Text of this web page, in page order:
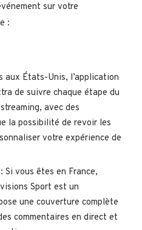
sur votre
:
aux États-Unis, l’application
de suivre chaque étape du
avec des
la possibilité de revoir les
votre expérience de
: Si vous êtes en France,
Sport est un
une couverture complète
commentaires en direct et